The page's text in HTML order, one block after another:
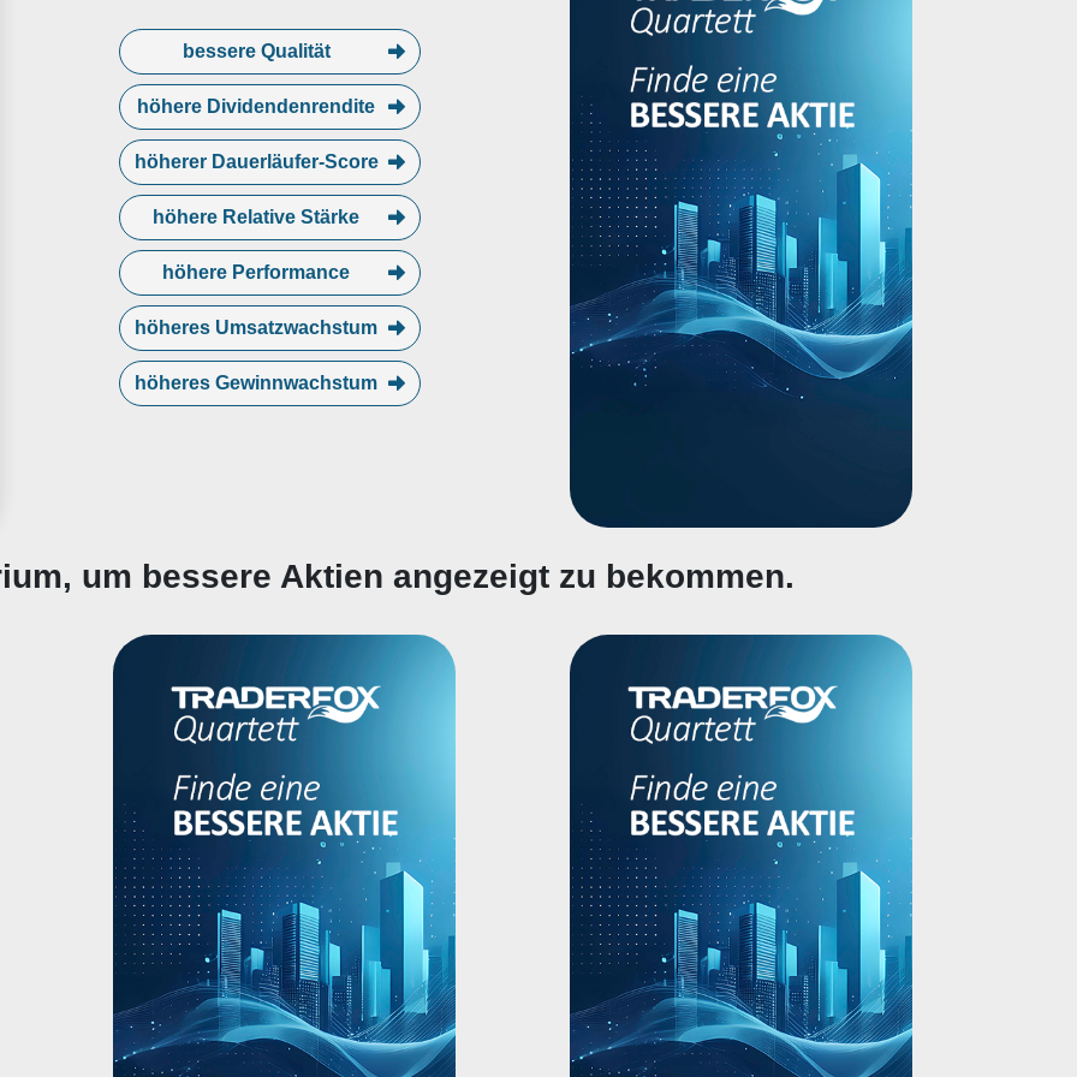
bessere Qualität
höhere Dividendenrendite
höherer Dauerläufer-Score
höhere Relative Stärke
höhere Performance
höheres Umsatzwachstum
höheres Gewinnwachstum
um bessere Aktien angezeigt zu bekommen.